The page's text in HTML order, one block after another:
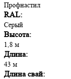
Профнастил
RAL:
Серый
Высота:
1,8 м
Длина:
43 м
Длина свай: